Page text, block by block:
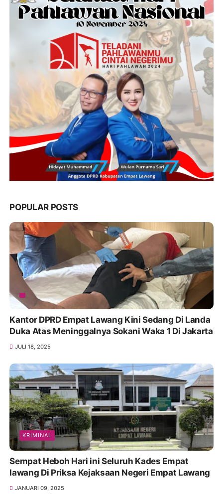
POPULAR POSTS
Kantor DPRD Empat Lawang Kini Sedang Di Landa
Duka Atas Meninggalnya Sokani Waka 1 Di Jakarta
JULI 18, 2025
KRIMINAL
Sempat Heboh Hari ini Seluruh Kades Empat
lawang Di Priksa Kejaksaan Negeri Empat Lawang
JANUARI 09, 2025